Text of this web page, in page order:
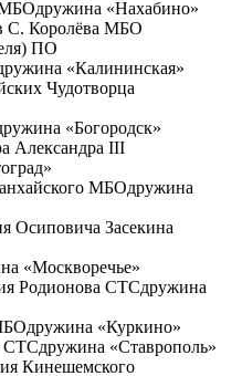
дружина «Нахабино»
С. Королёва МБО
ПО
«Калининская»
Чудотворца
«Богородск»
Александра III
МБОдружина
Осиповича Засекина
«Москворечье»
Родионова СТСдружина
дружина «Куркино»
СТСдружина «Ставрополь»
Кинешемского